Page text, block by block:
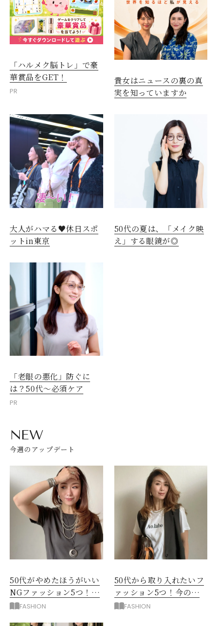
「ハルメク脳トレ」で豪
華賞品をGET！
PR
貴女はニュースの裏の真
実を知っていますか
大人がハマる♥休日スポ
ットin東京
50代の夏は、「メイク映
え」する眼鏡が◎
「老眼の悪化」防ぐに
は？50代～必須ケア
PR
NEW
今週のアップデート
50代がやめたほうがいい
NGファッション5つ！手
持ち服を見直すコツ
FASHION
50代から取り入れたいフ
ァッション5つ！今の自
分をきれいに見せる服選
FASHION